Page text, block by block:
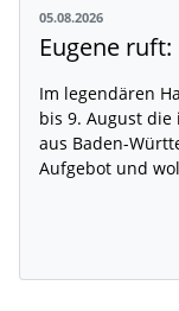
05.08.2026
Im legendären
bis 9. August
aus Baden-
Aufgebot und